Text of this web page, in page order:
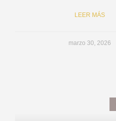
LEER MÁS
marzo 30, 2026